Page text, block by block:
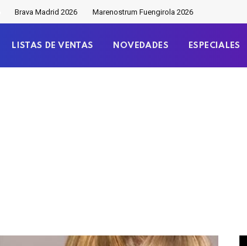
Brava Madrid 2026 Marenostrum Fuengirola 2026
LISTAS DE VENTAS NOVEDADES ESPECIALES